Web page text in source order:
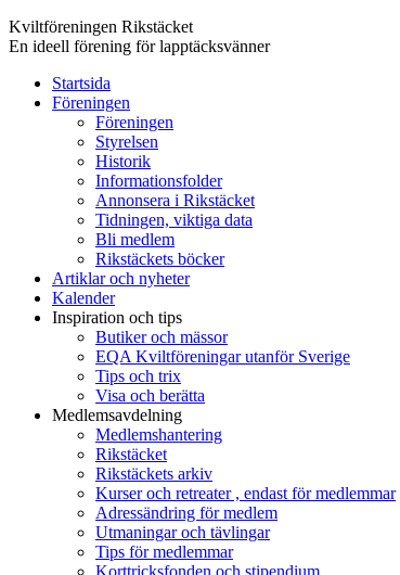
Kviltföreningen Rikstäcket
En ideell förening för lapptäcksvänner
Startsida
Föreningen
Föreningen
Styrelsen
Historik
Informationsfolder
Annonsera i Rikstäcket
Tidningen, viktiga data
Bli medlem
Rikstäckets böcker
Artiklar och nyheter
Kalender
Inspiration och tips
Butiker och mässor
EQA Kviltföreningar utanför Sverige
Tips och trix
Visa och berätta
Medlemsavdelning
Medlemshantering
Rikstäcket
Rikstäckets arkiv
Kurser och retreater , endast för medlemmar
Adressändring för medlem
Utmaningar och tävlingar
Tips för medlemmar
Korttricksfonden och stipendium